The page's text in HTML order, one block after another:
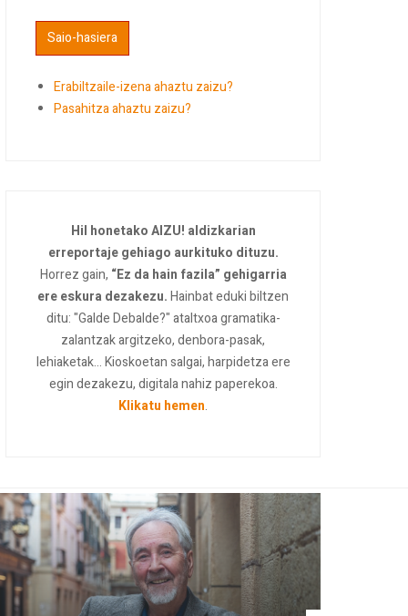
Erabiltzaile-izena ahaztu zaizu?
Pasahitza ahaztu zaizu?
Hil honetako AIZU! aldizkarian
erreportaje gehiago aurkituko dituzu.
Horrez gain, “Ez da hain fazila” gehigarria
ere eskura dezakezu.Hainbat eduki biltzen
ditu: "Galde Debalde?" ataltxoa gramatika-
zalantzak argitzeko, denbora-pasak,
lehiaketak... Kioskoetan salgai, harpidetza ere
egin dezakezu, digitala nahiz paperekoa.
Klikatu hemen.